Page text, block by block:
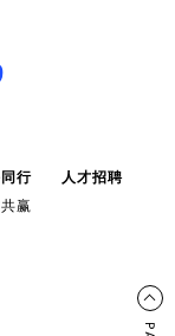
行
赢
人才招聘